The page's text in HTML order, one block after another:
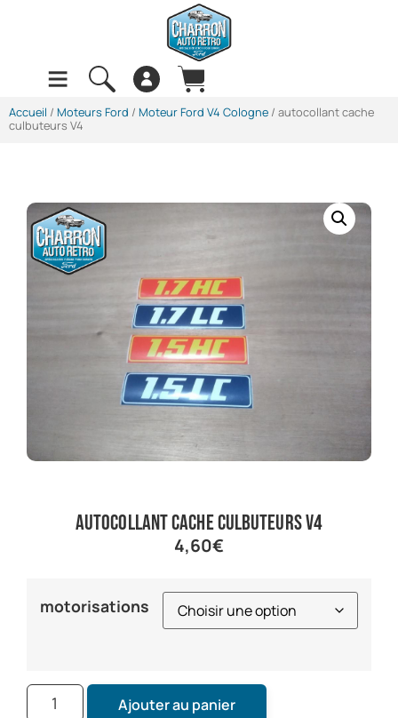
Accueil / Moteurs Ford / Moteur Ford V4 Cologne / autocollant cache
culbuteurs V4
autocollant cache culbuteurs V4
4,60€
motorisations
Ajouter au panier